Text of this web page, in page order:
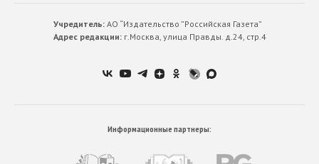
Учредитель:АО “Издательство ”Российская Газета”
Адрес редакции:г.Москва, улица Правды. д.24, стр.4
Информационные партнеры: